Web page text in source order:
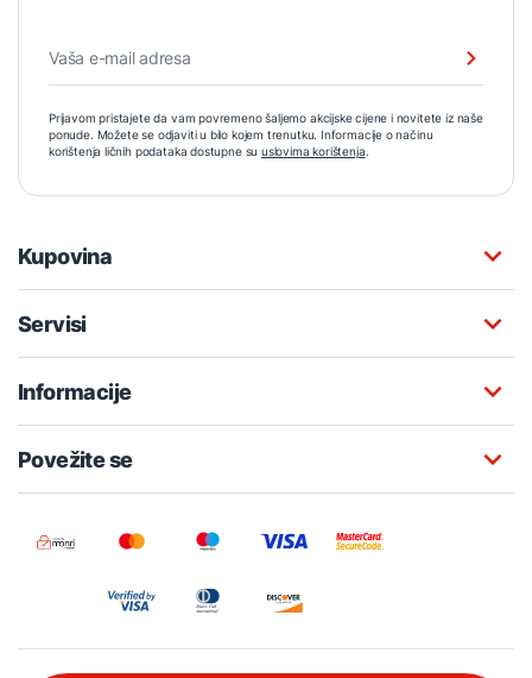
Prijavom pristajete da vam povremeno šaljemo akcijske cijene i novitete iz naše
ponude. Možete se odjaviti u bilo kojem trenutku. Informacije o načinu
korištenja ličnih podataka dostupne su uslovima korištenja.
Kupovina
Servisi
Informacije
Povežite se